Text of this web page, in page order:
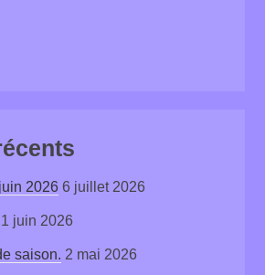
2026 6 juillet 2026
juin 2026
saison. 2 mai 2026